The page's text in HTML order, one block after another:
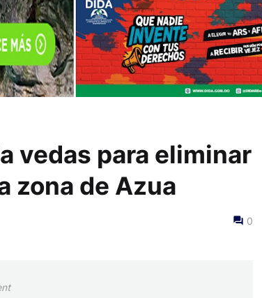
vedas para eliminar
zona de Azua
0